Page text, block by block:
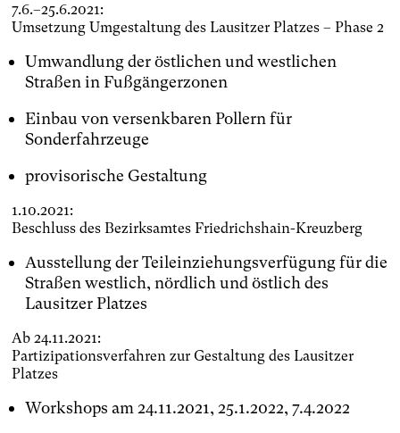
7.6.–25.6.2021:
Umsetzung Umgestaltung des Lausitzer Platzes – Phase 2
Umwandlung der östlichen und westlichen
Straßen in Fußgängerzonen
Einbau von versenkbaren Pollern für
Sonderfahrzeuge
provisorische Gestaltung
1.10.2021:
Beschluss des Bezirksamtes Friedrichshain-Kreuzberg
Ausstellung der Teileinziehungsverfügung für die
Straßen westlich, nördlich und östlich des
Lausitzer Platzes
Ab 24.11.2021:
Partizipationsverfahren zur Gestaltung des Lausitzer
Platzes
Workshops am 24.11.2021, 25.1.2022, 7.4.2022